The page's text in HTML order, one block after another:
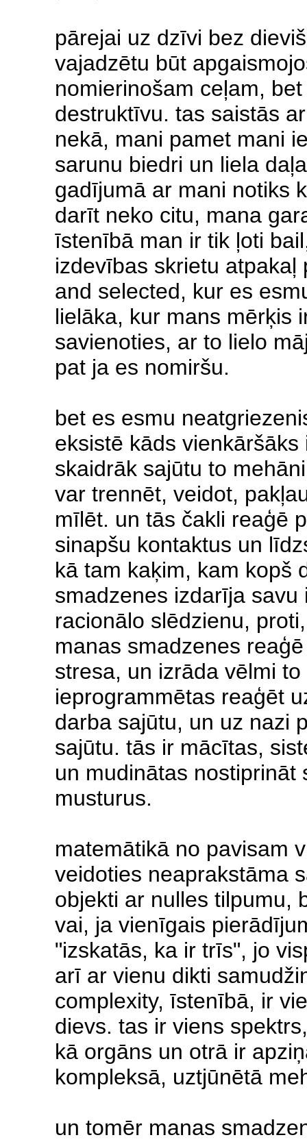
pārejai uz dzīvi bez
vajadzētu būt
nomierinošam ceļam,
destruktīvu. tas saistās
nekā, mani pamet mani
sarunu biedri un liela
gadījumā ar mani notiks
darīt neko citu, mana
īstenībā man ir tik ļoti
izdevības skrietu
and selected, kur es
lielāka, kur mans mērķis
savienoties, ar to lielo
pat ja es nomiršu.
bet es esmu
eksistē kāds
skaidrāk sajūtu to
var trennēt, veidot,
mīlēt. un tās čakli reaģē
sinapšu kontaktus un
kā tam kaķim, kam kopš
smadzenes izdarīja
racionālo slēdzienu,
manas smadzenes
stresa, un izrāda vēlmi
ieprogrammētas reaģēt
darba sajūtu, un uz nazi
sajūtu. tās ir mācītas,
un mudinātas nostiprināt
musturus.
matemātikā no pavisam
veidoties neaprakstāma
objekti ar nulles tilpumu,
vai, ja vienīgais
"izskatās, ka ir trīs", jo
arī ar vienu dikti
complexity, īstenībā, ir
dievs. tas ir viens
kā orgāns un otrā ir
kompleksā, uztjūnētā
un tomēr manas